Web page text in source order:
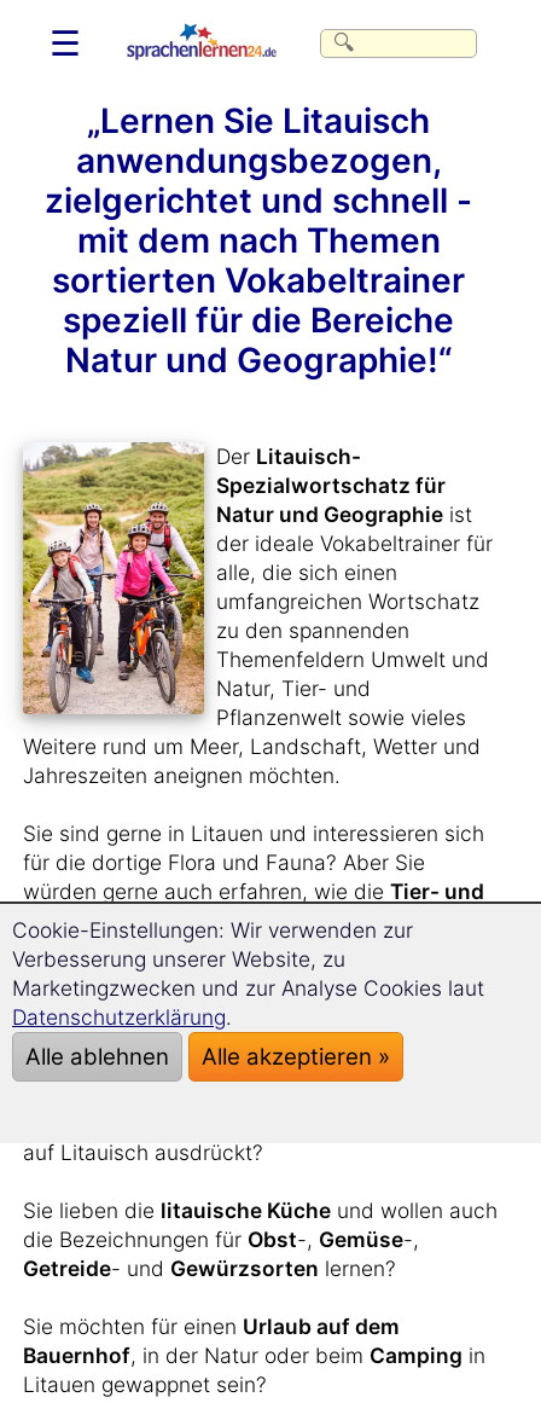
☰
„Lernen Sie Litauisch
anwendungsbezogen,
zielgerichtet und schnell -
mit dem nach Themen
sortierten Vokabeltrainer
speziell für die Bereiche
Natur und Geographie!“
Der Litauisch-
Spezialwortschatz für
Natur und Geographie ist
der ideale Vokabeltrainer für
alle, die sich einen
umfangreichen Wortschatz
zu den spannenden
Themenfeldern Umwelt und
Natur, Tier- und
Pflanzenwelt sowie vieles
Weitere rund um Meer, Landschaft, Wetter und
Jahreszeiten aneignen möchten.
Sie sind gerne in Litauen und interessieren sich
für die dortige Flora und Fauna? Aber Sie
würden gerne auch erfahren, wie die Tier- und
Pflanzenartenauf Litauisch heißen?
Sie sehen sich gernNaturfilme im Original an
und benötigen hierfür einen größeren
Wortschatz?
auf Litauisch ausdrückt?
Sie lieben die litauische Küche und wollen auch
die Bezeichnungen für Obst-, Gemüse-,
Getreide- und Gewürzsorten lernen?
Sie möchten für einen Urlaub auf dem
Bauernhof, in der Natur oder beim Camping in
Litauen gewappnet sein?
Cookie-Einstellungen: Wir verwenden zur
Verbesserung unserer Website, zu
Marketingzwecken und zur Analyse Cookies laut
Datenschutzerklärung.
Alle ablehnen Alle akzeptieren »